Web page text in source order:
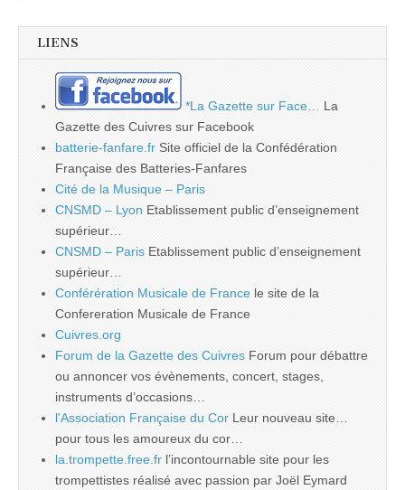
LIENS
*La Gazette sur Face…
La
Gazette des Cuivres sur Facebook
batterie-fanfare.fr Site officiel de la Confédération
Française des Batteries-Fanfares
Cité de la Musique – Paris
CNSMD – Lyon Etablissement public d’enseignement
supérieur…
CNSMD – Paris Etablissement public d’enseignement
supérieur…
Conférération Musicale de France le site de la
Confereration Musicale de France
Cuivres.org
Forum de la Gazette des Cuivres Forum pour débattre
ou annoncer vos évènements, concert, stages,
instruments d’occasions…
l'Association Française du Cor Leur nouveau site…
pour tous les amoureux du cor…
la.trompette.free.fr l’incontournable site pour les
trompettistes réalisé avec passion par Joël Eymard